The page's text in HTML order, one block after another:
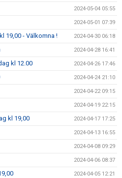
2024-05-04 05:55
2024-05-01 07:39
19,00 - Välkomna ! 2024-04-30 06:18
2024-04-28 16:41
kl 12.00 2024-04-26 17:46
2024-04-24 21:10
2024-04-22 09:15
2024-04-19 22:15
kl 19,00 2024-04-17 17:25
2024-04-13 16:55
2024-04-08 09:29
2024-04-06 08:37
2024-04-05 12:21